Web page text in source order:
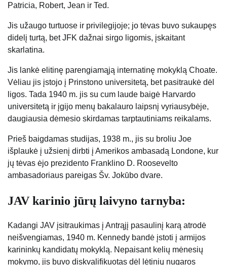
Patricia, Robert, Jean ir Ted.
Jis užaugo turtuose ir privilegijoje; jo tėvas buvo sukaupęs
didelį turtą, bet JFK dažnai sirgo ligomis, įskaitant
skarlatina.
Jis lankė elitinę parengiamąją internatinę mokyklą Choate.
Vėliau jis įstojo į Prinstono universitetą, bet pasitraukė dėl
ligos. Tada 1940 m. jis su cum laude baigė Harvardo
universitetą ir įgijo menų bakalauro laipsnį vyriausybėje,
daugiausia dėmesio skirdamas tarptautiniams reikalams.
Prieš baigdamas studijas, 1938 m., jis su broliu Joe
išplaukė į užsienį dirbti į Amerikos ambasadą Londone, kur
jų tėvas ėjo prezidento Franklino D. Roosevelto
ambasadoriaus pareigas Šv. Jokūbo dvare.
JAV karinio jūrų laivyno tarnyba:
Kadangi JAV įsitraukimas į Antrąjį pasaulinį karą atrodė
neišvengiamas, 1940 m. Kennedy bandė įstoti į armijos
karininkų kandidatų mokyklą. Nepaisant kelių mėnesių
mokymo, jis buvo diskvalifikuotas dėl lėtinių nugaros